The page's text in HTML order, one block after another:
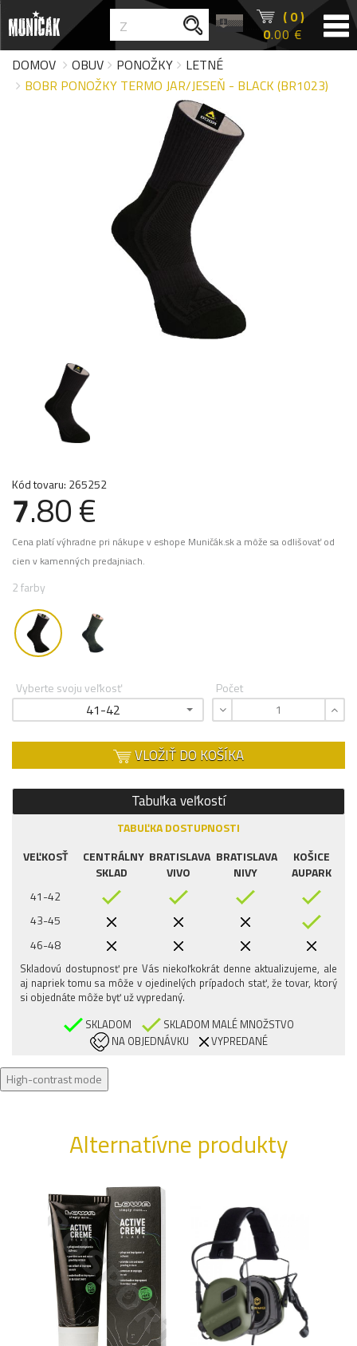
( 0 )
0.00 €
DOMOV
OBUV PONOŽKY
LETNÉ
BOBR PONOŽKY TERMO JAR/JESEŇ - BLACK (BR1023)
Kód tovaru: 265252
7.80 €
Cena platí výhradne pri nákupe v eshope Muničák.sk a môže sa odlišovať od
cien v kamenných predajniach.
2 farby
Vyberte svoju veľkosť
41-42
Počet
VLOŽIŤ DO KOŠÍKA
Tabuľka veľkostí
TABUĽKA DOSTUPNOSTI
VEĽKOSŤ
CENTRÁLNY
SKLAD
BRATISLAVA
VIVO
BRATISLAVA
NIVY
KOŠICE
AUPARK
41-42
43-45
46-48
Skladovú dostupnosť pre Vás niekoľkokrát denne aktualizujeme, ale
aj napriek tomu sa môže v ojedinelých prípadoch stať, že tovar, ktorý
si objednáte môže byť už vypredaný.
SKLADOM
SKLADOM MALÉ MNOŽSTVO
NA OBJEDNÁVKU
VYPREDANÉ
High-contrast mode
Alternatívne produkty